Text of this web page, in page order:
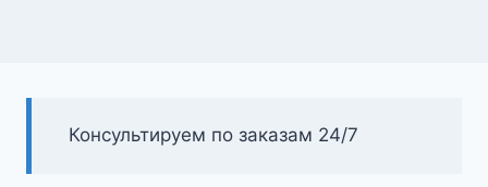
Консультируем по заказам 24/7